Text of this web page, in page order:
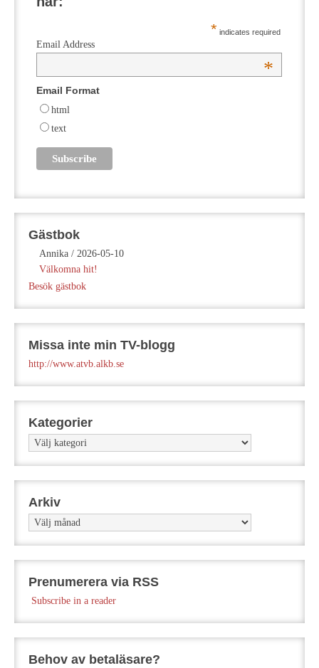
* indicates required
Email Address
*
Email Format
html
text
Gästbok
Annika / 2026-05-10
Välkomna hit!
Besök gästbok
Missa inte min TV-blogg
http://www.atvb.alkb.se
Kategorier
Kategorier
Arkiv
Arkiv
Prenumerera via RSS
Subscribe in a reader
Behov av betaläsare?